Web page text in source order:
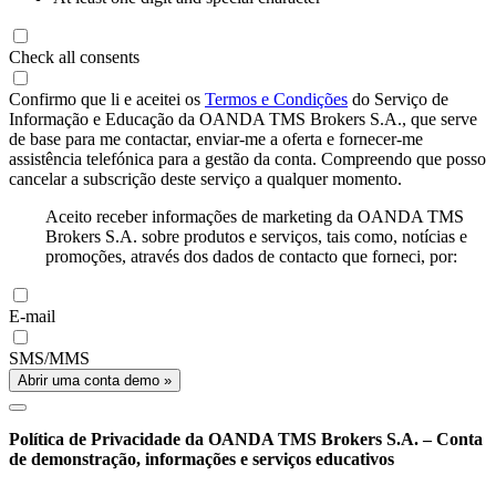
Check all consents
Confirmo que li e aceitei os Termos e Condições do Serviço de
Informação e Educação da OANDA TMS Brokers S.A., que serve
de base para me contactar, enviar-me a oferta e fornecer-me
assistência telefónica para a gestão da conta. Compreendo que posso
cancelar a subscrição deste serviço a qualquer momento.
Aceito receber informações de marketing da OANDA TMS
Brokers S.A. sobre produtos e serviços, tais como, notícias e
promoções, através dos dados de contacto que forneci, por:
E-mail
SMS/MMS
Abrir uma conta demo »
Política de Privacidade da OANDA TMS Brokers S.A. – Conta
de demonstração, informações e serviços educativos